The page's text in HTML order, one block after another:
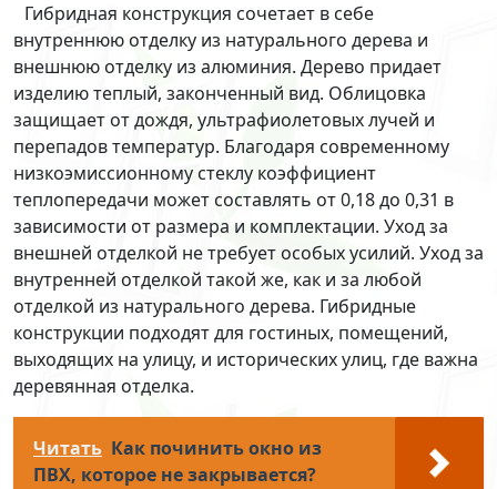
Гибридная конструкция сочетает в себе
внутреннюю отделку из натурального дерева и
внешнюю отделку из алюминия. Дерево придает
изделию теплый, законченный вид. Облицовка
защищает от дождя, ультрафиолетовых лучей и
перепадов температур. Благодаря современному
низкоэмиссионному стеклу коэффициент
теплопередачи может составлять от 0,18 до 0,31 в
зависимости от размера и комплектации. Уход за
внешней отделкой не требует особых усилий. Уход за
внутренней отделкой такой же, как и за любой
отделкой из натурального дерева. Гибридные
конструкции подходят для гостиных, помещений,
выходящих на улицу, и исторических улиц, где важна
деревянная отделка.
Читать Как починить окно из
ПВХ, которое не закрывается?